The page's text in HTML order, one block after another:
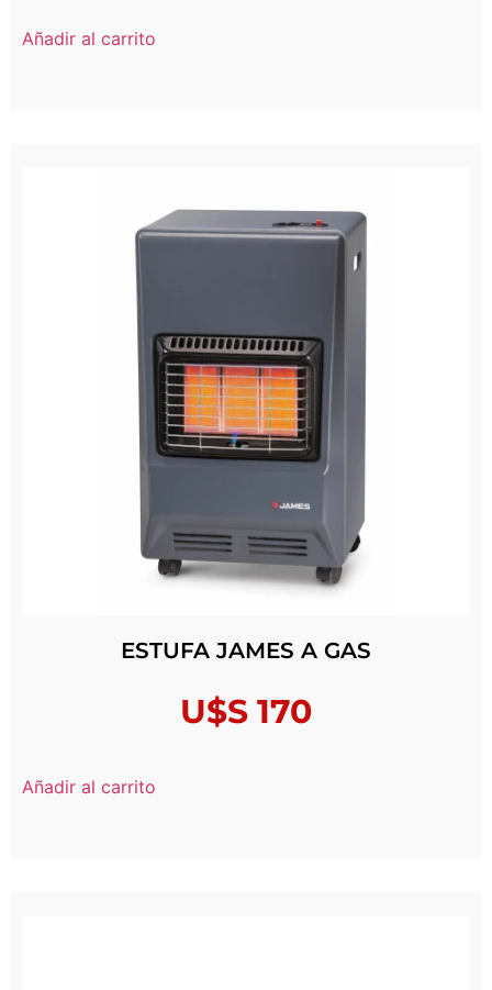
Añadir al carrito
ESTUFA JAMES A GAS
U$S 170
Añadir al carrito